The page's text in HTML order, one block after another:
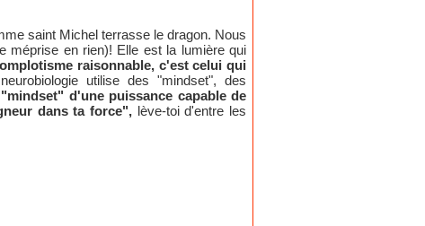
saint Michel terrasse le dragon. Nous
méprise en rien)! Elle est la lumière qui
raisonnable, c'est celui qui
utilise des "mindset", des
d'une puissance capable de
dans ta force", lève-toi d'entre les